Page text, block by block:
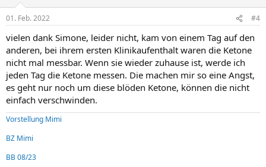
01. Feb. 2022 #4
vielen dank Simone, leider nicht, kam von einem Tag auf den
anderen, bei ihrem ersten Klinikaufenthalt waren die Ketone
nicht mal messbar. Wenn sie wieder zuhause ist, werde ich
jeden Tag die Ketone messen. Die machen mir so eine Angst,
es geht nur noch um diese blöden Ketone, können die nicht
einfach verschwinden.
Vorstellung Mimi
BZ Mimi
BB 08/23